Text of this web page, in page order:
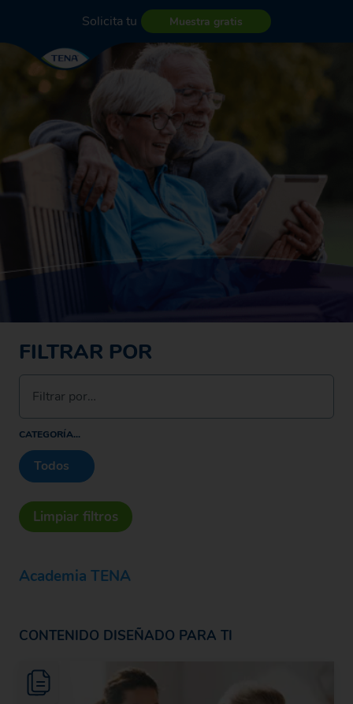
Solicita tu Muestra gratis
FILTRAR POR
Filtrar por…
CATEGORÍA...
Todos
Limpiar filtros
Academia TENA
CONTENIDO DISEÑADO PARA TI